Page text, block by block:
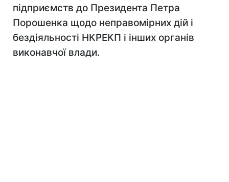
підприємств до Президента Петра
Порошенка щодо неправомірних дій і
бездіяльності НКРЕКП і інших органів
виконавчої влади.